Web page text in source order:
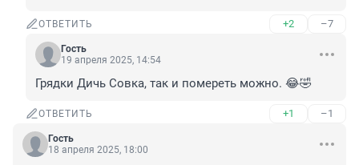
ОТВЕТИТЬ +2 –7
Гость
19 апреля 2025, 14:54
Грядки Дичь Совка, так и помереть можно. 😂🤣
ОТВЕТИТЬ +1 –1
Гость
18 апреля 2025, 18:00